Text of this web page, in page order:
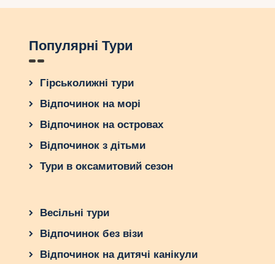
Популярні Тури
Гірськолижні тури
Відпочинок на морі
Відпочинок на островах
Відпочинок з дітьми
Тури в оксамитовий сезон
Весільні тури
Відпочинок без візи
Відпочинок на дитячі канікули